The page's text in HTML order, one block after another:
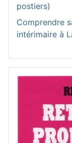
postiers)
Comprendre
intérimaire à